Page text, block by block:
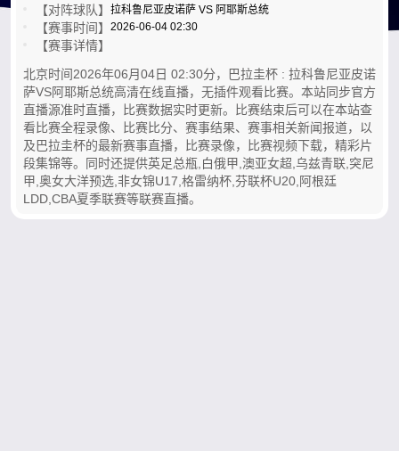
【对阵球队】 拉科鲁尼亚皮诺萨 VS 阿耶斯总统
【赛事时间】 2026-06-04 02:30
【赛事详情】
北京时间2026年06月04日 02:30分，巴拉圭杯 : 拉科鲁尼亚皮诺
萨VS阿耶斯总统高清在线直播，无插件观看比赛。本站同步官方
直播源准时直播，比赛数据实时更新。比赛结束后可以在本站查
看比赛全程录像、比赛比分、赛事结果、赛事相关新闻报道，以
及巴拉圭杯的最新赛事直播，比赛录像，比赛视频下载，精彩片
段集锦等。同时还提供英足总瓶,白俄甲,澳亚女超,乌兹青联,突尼
甲,奥女大洋预选,非女锦U17,格雷纳杯,芬联杯U20,阿根廷
LDD,CBA夏季联赛等联赛直播。